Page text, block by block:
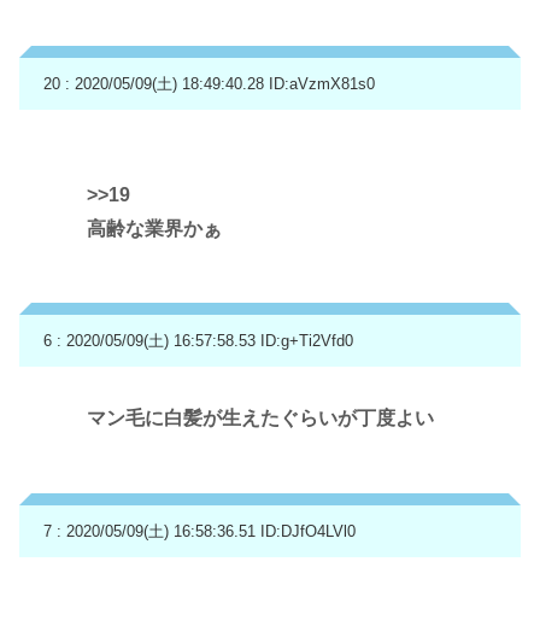
20 : 2020/05/09(土) 18:49:40.28 ID:aVzmX81s0
>>19
高齢な業界かぁ
6 : 2020/05/09(土) 16:57:58.53 ID:g+Ti2Vfd0
マン毛に白髪が生えたぐらいが丁度よい
7 : 2020/05/09(土) 16:58:36.51 ID:DJfO4LVl0